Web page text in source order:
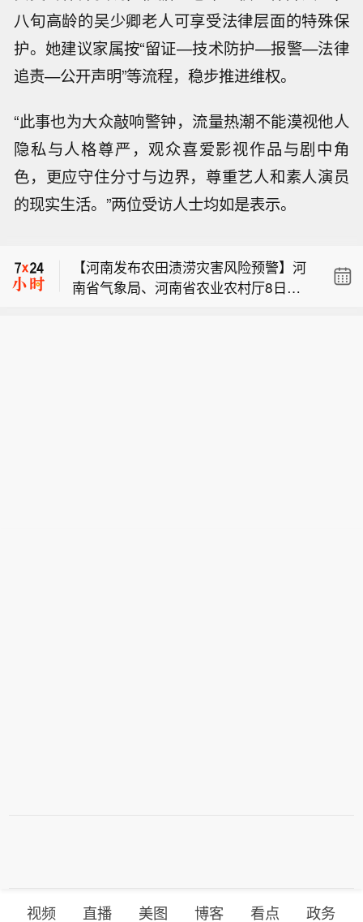
八旬高龄的吴少卿老人可享受法律层面的特殊保
护。她建议家属按“留证—技术防护—报警—法律
追责—公开声明”等流程，稳步推进维权。
“此事也为大众敲响警钟，流量热潮不能漠视他人
隐私与人格尊严，观众喜爱影视作品与剧中角
色，更应守住分寸与边界，尊重艺人和素人演员
的现实生活。”两位受访人士均如是表示。
【河南发布农田渍涝灾害风险预警】河
南省气象局、河南省农业农村厅8日联
合发布农田渍涝灾害风险预警。 据介
绍，受台风“白海豚”影响，预计8月10日
县（市、区）中到大雨，与前期土壤偏
湿地块叠加，河南全省大部存在农田渍
伊朗陆军发言人：美国在霍尔木兹海峡
事务上别无选择，只能接受现状，否则
【河南发布农田渍涝灾害风险预警】河
南省气象局、河南省农业农村厅8日联
视频 直播 美图 博客 看点 政务